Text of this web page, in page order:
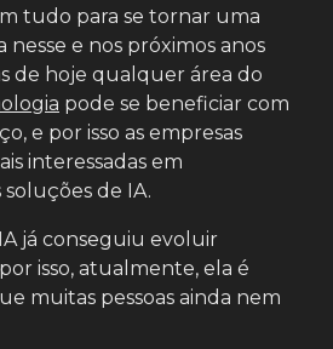
tudo para se tornar uma
e nos próximos anos
de hoje qualquer área do
pode se beneficiar com
e por isso as empresas
interessadas em
de IA.
já conseguiu evoluir
isso, atualmente, ela é
muitas pessoas ainda nem